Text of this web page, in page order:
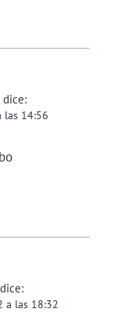
dice:
las 14:56
dice:
a las 18:32